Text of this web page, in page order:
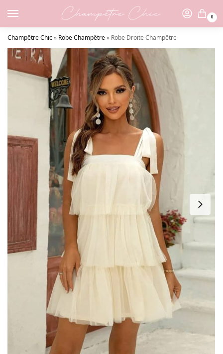
0
Champêtre Chic» Robe Champêtre» Robe Droite Champêtre